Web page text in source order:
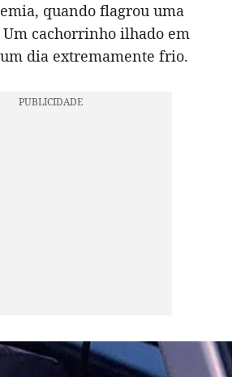
quando flagrou uma
Um cachorrinho ilhado em
dia extremamente frio.